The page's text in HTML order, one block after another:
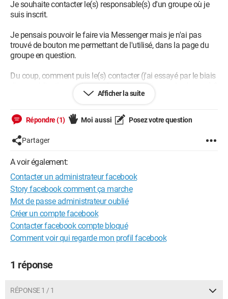
Je souhaite contacter le(s) responsable(s) d'un groupe où je
suis inscrit.
Je pensais pouvoir le faire via Messenger mais je n'ai pas
trouvé de bouton me permettant de l'utilisé, dans la page du
groupe en question.
Du coup, comment puis le(s) contacter (j'ai essayé par le biais
d'une publication sur le mur du groupe mais pas de réponse) ?
Afficher la suite
Répondre (1) Moi aussi Posez votre question
Partager
A voir également:
Contacter un administrateur facebook
Story facebook comment ça marche
Mot de passe administrateur oublié
Créer un compte facebook
Contacter facebook compte bloqué
Comment voir qui regarde mon profil facebook
1 réponse
RÉPONSE 1 / 1